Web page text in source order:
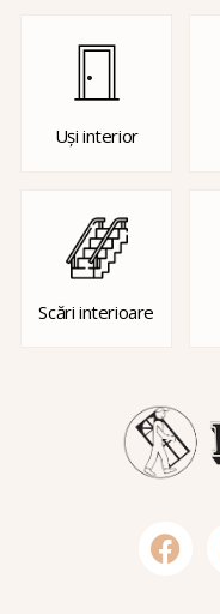
Uși interior
Scări interioare